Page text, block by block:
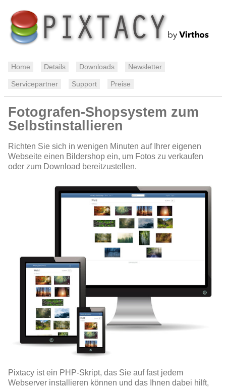
Home Details Downloads Newsletter
Servicepartner Support Preise
Fotografen-Shopsystem zum
Selbstinstallieren
Richten Sie sich in wenigen Minuten auf Ihrer eigenen
Webseite einen Bildershop ein, um Fotos zu verkaufen
oder zum Download bereitzustellen.
Pixtacy ist ein PHP-Skript, das Sie auf fast jedem
Webserver installieren können und das Ihnen dabei hilft,